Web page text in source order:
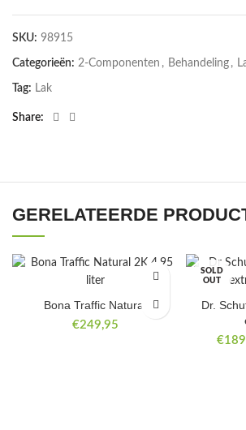
SKU: 98915
Categorieën: 2-Componenten , Behandeling ,
Tag: Lak
Share
GERELATEERDE
Bona Traffic Natural
€249,95
SOLD
OUT
Dr.
€